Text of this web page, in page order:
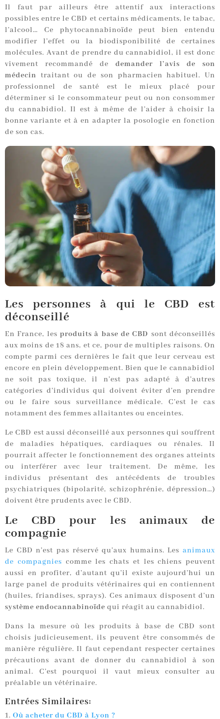
Il faut par ailleurs être attentif aux interactions
possibles entre le CBD et certains médicaments, le tabac,
l’alcool… Ce phytocannabinoïde peut bien entendu
modifier l’effet ou la biodisponibilité de certaines
molécules. Avant de prendre du cannabidiol, il est donc
vivement recommandé de demander l’avis de son
médecin traitant ou de son pharmacien habituel. Un
professionnel de santé est le mieux placé pour
déterminer si le consommateur peut ou non consommer
du cannabidiol. Il est à même de l’aider à choisir la
bonne variante et à en adapter la posologie en fonction
de son cas.
Les personnes à qui le CBD est
déconseillé
En France, les produits à base de CBD sont déconseillés
aux moins de 18 ans, et ce, pour de multiples raisons. On
compte parmi ces dernières le fait que leur cerveau est
encore en plein développement. Bien que le cannabidiol
ne soit pas toxique, il n’est pas adapté à d’autres
catégories d’individus qui doivent éviter d’en prendre
ou le faire sous surveillance médicale. C’est le cas
notamment des femmes allaitantes ou enceintes.
Le CBD est aussi déconseillé aux personnes qui souffrent
de maladies hépatiques, cardiaques ou rénales. Il
pourrait affecter le fonctionnement des organes atteints
ou interférer avec leur traitement. De même, les
individus présentant des antécédents de troubles
psychiatriques (bipolarité, schizophrénie, dépression…)
doivent être prudents avec le CBD.
Le CBD pour les animaux de
compagnie
Le CBD n’est pas réservé qu’aux humains. Les animaux
de compagnies comme les chats et les chiens peuvent
aussi en profiter, d’autant qu’il existe aujourd’hui un
large panel de produits vétérinaires qui en contiennent
(huiles, friandises, sprays). Ces animaux disposent d’un
système endocannabinoïde qui réagit au cannabidiol.
Dans la mesure où les produits à base de CBD sont
choisis judicieusement, ils peuvent être consommés de
manière régulière. Il faut cependant respecter certaines
précautions avant de donner du cannabidiol à son
animal. C’est pourquoi il vaut mieux consulter au
préalable un vétérinaire.
Entrées Similaires:
Où acheter du CBD à Lyon ?